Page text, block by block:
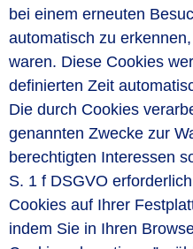
bei einem erneuten
automatisch zu
waren. Diese Cookies
definierten Zeit
Die durch Cookies
genannten Zwecke zur
berechtigten Interessen
S. 1 f DSGVO
Cookies auf Ihrer
indem Sie in Ihren